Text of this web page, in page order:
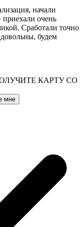
начали
приехали очень
Сработали точно
будем
КАРТУ СО
мне